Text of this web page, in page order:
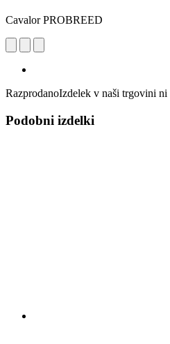
Cavalor PROBREED
RazprodanoIzdelek v naši trgovini ni
Podobni izdelki